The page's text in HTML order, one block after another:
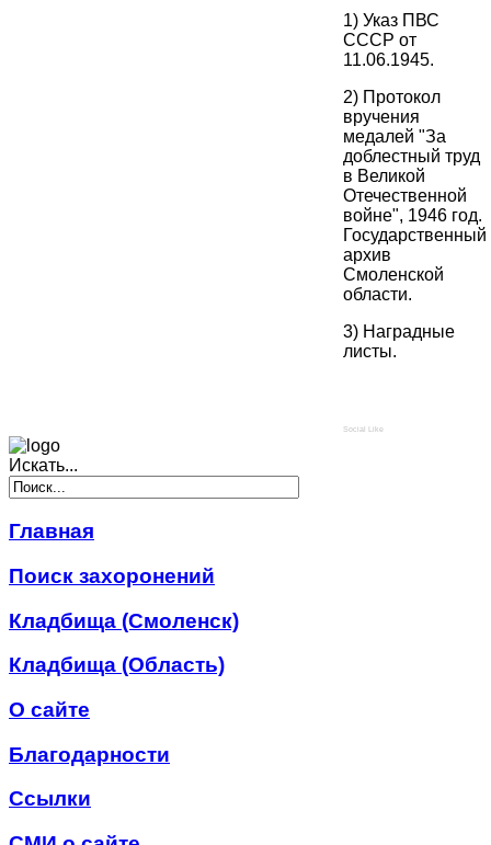
1) Указ ПВС
СССР от
11.06.1945.
2) Протокол
вручения
медалей "За
доблестный труд
в Великой
Отечественной
войне", 1946 год.
Государственный
архив
Смоленской
области.
3) Наградные
листы.
Social Like
Искать...
Главная
Поиск захоронений
Кладбища (Смоленск)
Кладбища (Область)
О сайте
Благодарности
Ссылки